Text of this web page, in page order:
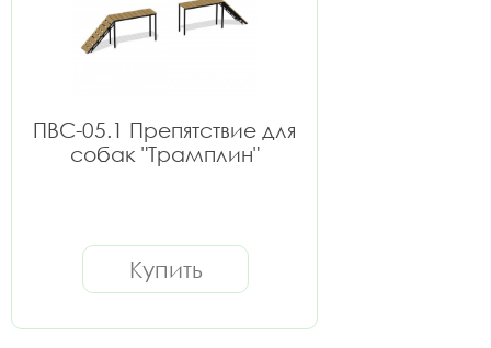
ПВС-05.1 Препятствие для
собак "Трамплин"
Купить